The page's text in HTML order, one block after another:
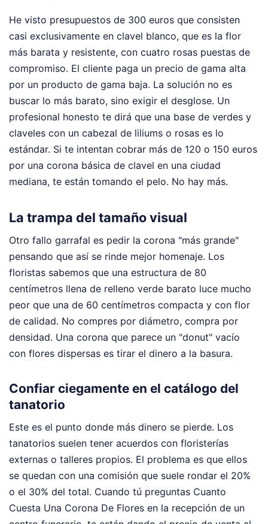
He visto presupuestos de 300 euros que consisten
casi exclusivamente en clavel blanco, que es la flor
más barata y resistente, con cuatro rosas puestas de
compromiso. El cliente paga un precio de gama alta
por un producto de gama baja. La solución no es
buscar lo más barato, sino exigir el desglose. Un
profesional honesto te dirá que una base de verdes y
claveles con un cabezal de liliums o rosas es lo
estándar. Si te intentan cobrar más de 120 o 150 euros
por una corona básica de clavel en una ciudad
mediana, te están tomando el pelo. No hay más.
La trampa del tamaño visual
Otro fallo garrafal es pedir la corona "más grande"
pensando que así se rinde mejor homenaje. Los
floristas sabemos que una estructura de 80
centímetros llena de relleno verde barato luce mucho
peor que una de 60 centímetros compacta y con flor
de calidad. No compres por diámetro, compra por
densidad. Una corona que parece un "donut" vacío
con flores dispersas es tirar el dinero a la basura.
Confiar ciegamente en el catálogo del
tanatorio
Este es el punto donde más dinero se pierde. Los
tanatorios suelen tener acuerdos con floristerías
externas o talleres propios. El problema es que ellos
se quedan con una comisión que suele rondar el 20%
o el 30% del total. Cuando tú preguntas Cuanto
Cuesta Una Corona De Flores en la recepción de un